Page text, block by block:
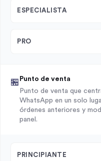
ESPECIALISTA
PRO
🏪 Punto de venta
Punto de venta que
WhatsApp en un solo
órdenes anteriores y
panel.
PRINCIPIANTE